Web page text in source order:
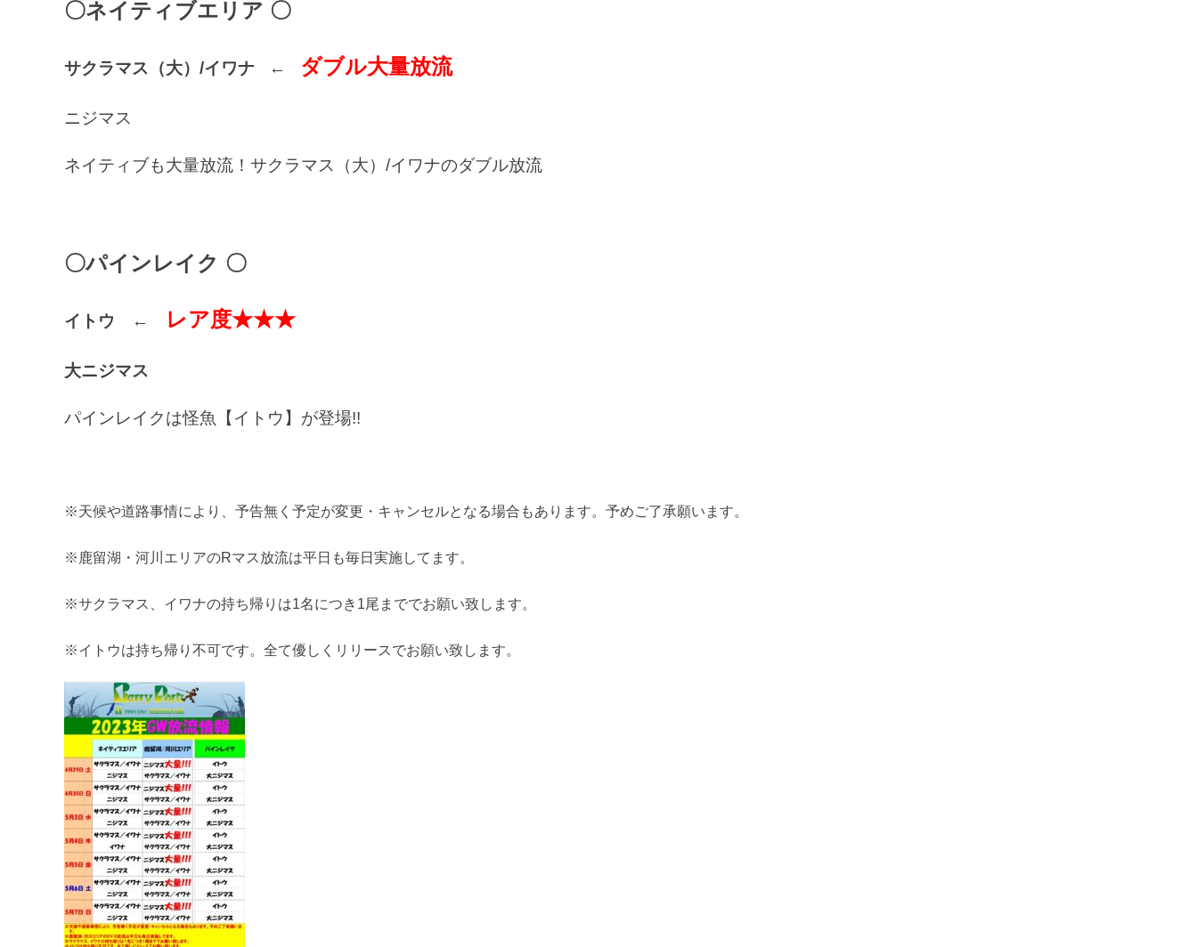
〇ネイティブエリア 〇
サクラマス（大）/イワナ ← ダブル大量放流
ニジマス
ネイティブも大量放流！サクラマス（大）/イワナのダブル放流
〇パインレイク 〇
イトウ ← レア度★★★
大ニジマス
パインレイクは怪魚【イトウ】が登場!!
※天候や道路事情により、予告無く予定が変更・キャンセルとなる場合もあります。予めご了承願います。
※鹿留湖・河川エリアのRマス放流は平日も毎日実施してます。
※サクラマス、イワナの持ち帰りは1名につき1尾まででお願い致します。
※イトウは持ち帰り不可です。全て優しくリリースでお願い致します。